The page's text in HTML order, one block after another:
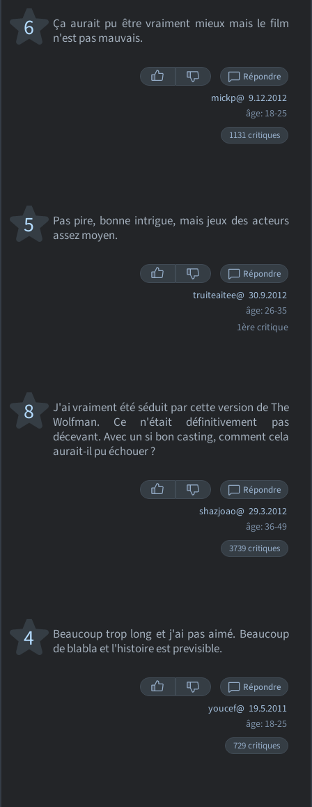
Ça aurait pu être vraiment mieux mais le film
n'est pas mauvais.
6
Répondre
mickp@ 9.12.2012
âge: 18-25
1131 critiques
Pas pire, bonne intrigue, mais jeux des acteurs
assez moyen.
5
Répondre
truiteaitee@ 30.9.2012
âge: 26-35
1ère critique
J'ai vraiment été séduit par cette version de The
Wolfman. Ce n'était définitivement pas
décevant. Avec un si bon casting, comment cela
aurait-il pu échouer ?
8
Répondre
shazjoao@ 29.3.2012
âge: 36-49
3739 critiques
Beaucoup trop long et j'ai pas aimé. Beaucoup
de blabla et l'histoire est previsible.
4
Répondre
youcef@ 19.5.2011
âge: 18-25
729 critiques